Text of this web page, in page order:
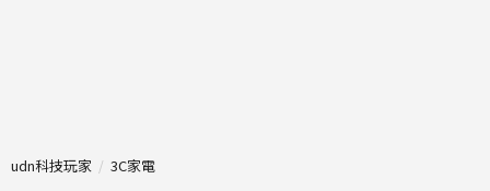
udn科技玩家 3C家電